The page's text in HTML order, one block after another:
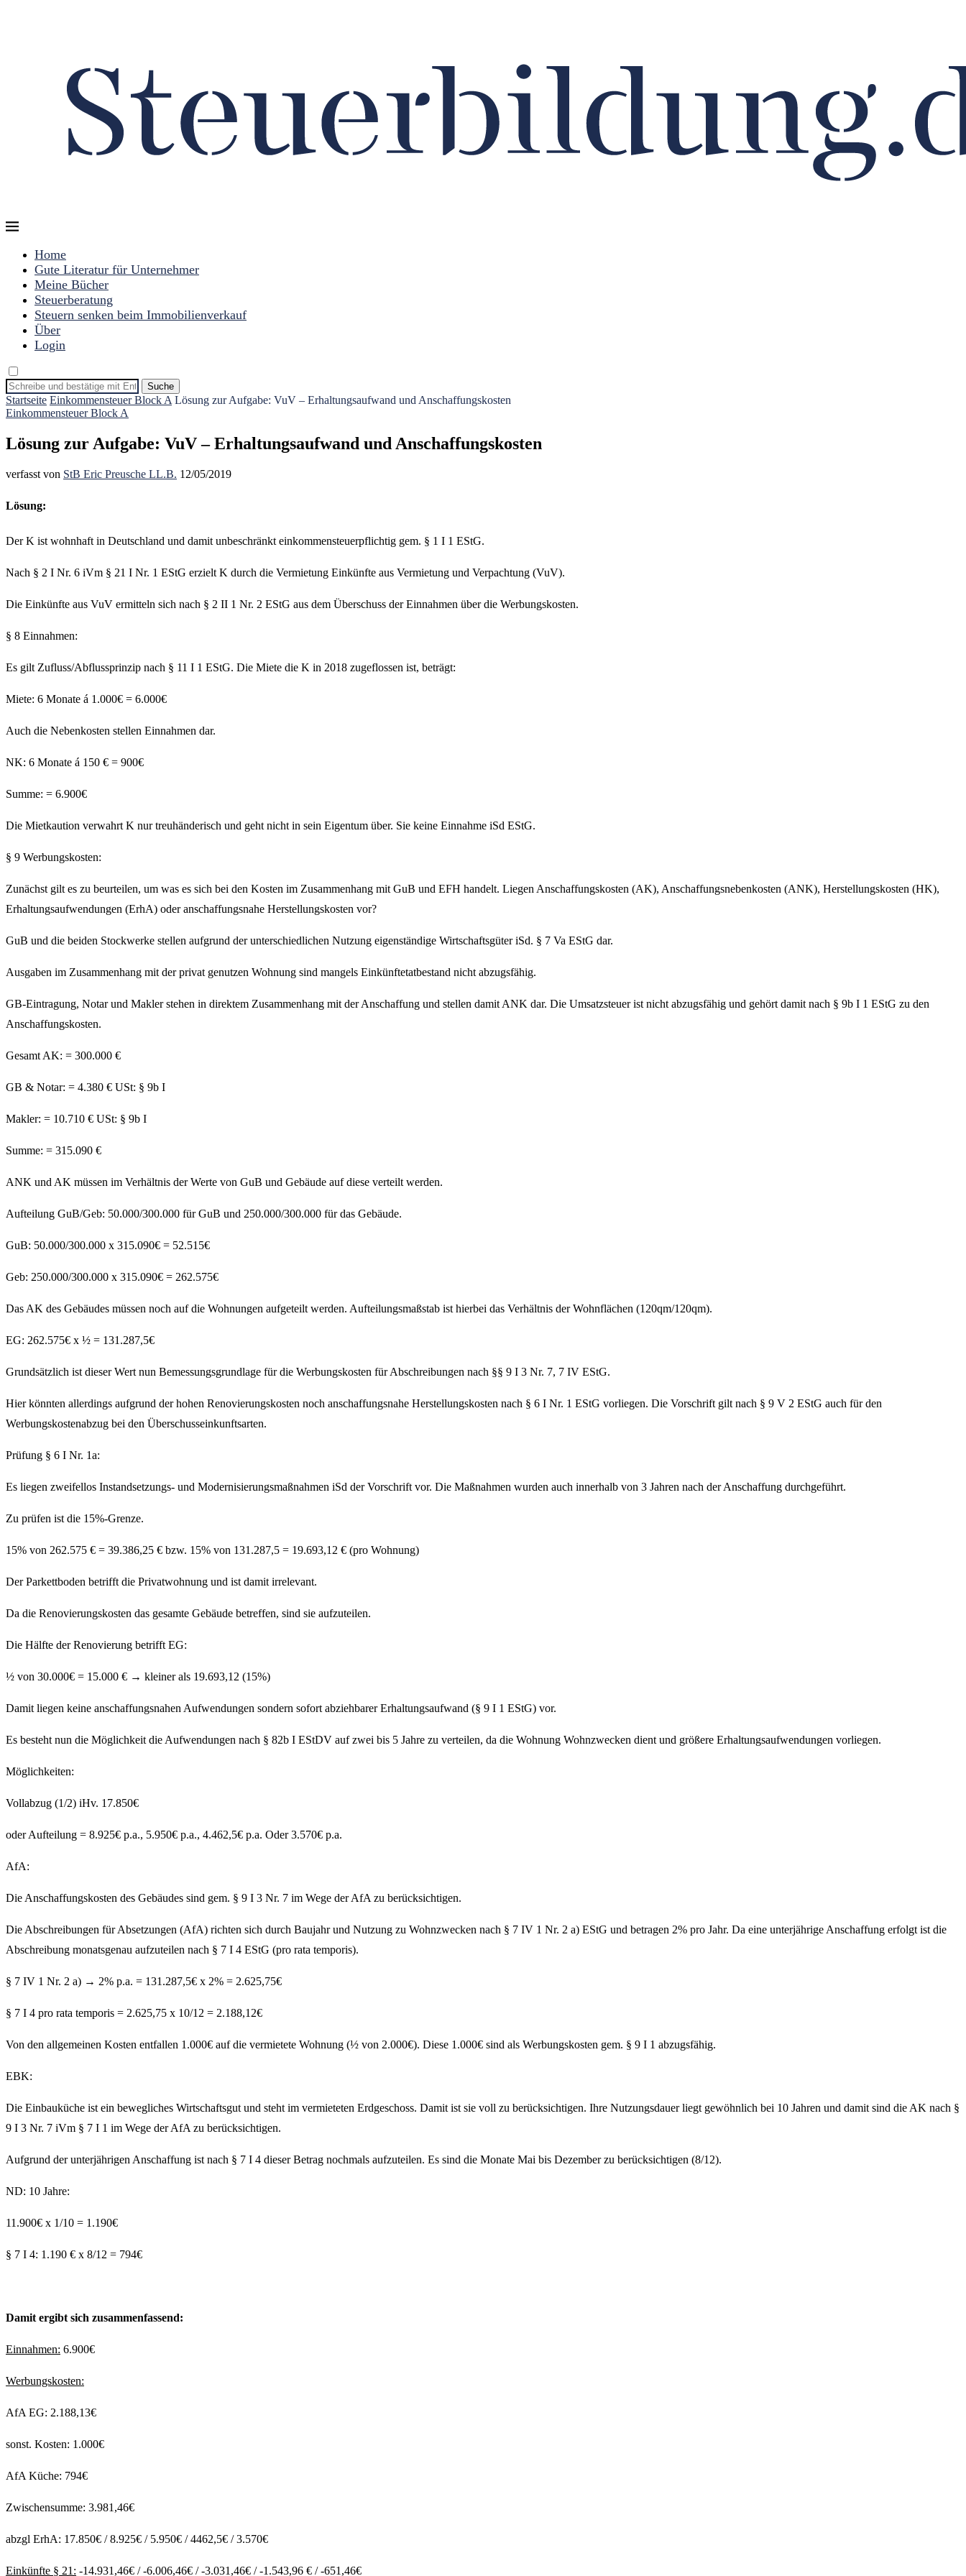
Home
Gute Literatur für Unternehmer
Meine Bücher
Steuerberatung
Steuern senken beim Immobilienverkauf
Über
Login
Suche
Startseite Einkommensteuer Block A Lösung zur Aufgabe: VuV – Erhaltungsaufwand und Anschaffungskosten
Einkommensteuer Block A
Lösung zur Aufgabe: VuV – Erhaltungsaufwand und Anschaffungskosten
verfasst von StB Eric Preusche LL.B. 12/05/2019
Lösung:
Der K ist wohnhaft in Deutschland und damit unbeschränkt einkommensteuerpflichtig gem. § 1 I 1 EStG.
Nach § 2 I Nr. 6 iVm § 21 I Nr. 1 EStG erzielt K durch die Vermietung Einkünfte aus Vermietung und Verpachtung (VuV).
Die Einkünfte aus VuV ermitteln sich nach § 2 II 1 Nr. 2 EStG aus dem Überschuss der Einnahmen über die Werbungskosten.
§ 8 Einnahmen:
Es gilt Zufluss/Abflussprinzip nach § 11 I 1 EStG. Die Miete die K in 2018 zugeflossen ist, beträgt:
Miete: 6 Monate á 1.000€ = 6.000€
Auch die Nebenkosten stellen Einnahmen dar.
NK: 6 Monate á 150 € = 900€
Summe: = 6.900€
Die Mietkaution verwahrt K nur treuhänderisch und geht nicht in sein Eigentum über. Sie keine Einnahme iSd EStG.
§ 9 Werbungskosten:
Zunächst gilt es zu beurteilen, um was es sich bei den Kosten im Zusammenhang mit GuB und EFH handelt. Liegen Anschaffungskosten (AK), Anschaffungsnebenkosten (ANK), Herstellungskosten (HK),
Erhaltungsaufwendungen (ErhA) oder anschaffungsnahe Herstellungskosten vor?
GuB und die beiden Stockwerke stellen aufgrund der unterschiedlichen Nutzung eigenständige Wirtschaftsgüter iSd. § 7 Va EStG dar.
Ausgaben im Zusammenhang mit der privat genutzen Wohnung sind mangels Einkünftetatbestand nicht abzugsfähig.
GB-Eintragung, Notar und Makler stehen in direktem Zusammenhang mit der Anschaffung und stellen damit ANK dar. Die Umsatzsteuer ist nicht abzugsfähig und gehört damit nach § 9b I 1 EStG zu den
Anschaffungskosten.
Gesamt AK: = 300.000 €
GB & Notar: = 4.380 € USt: § 9b I
Makler: = 10.710 € USt: § 9b I
Summe: = 315.090 €
ANK und AK müssen im Verhältnis der Werte von GuB und Gebäude auf diese verteilt werden.
Aufteilung GuB/Geb: 50.000/300.000 für GuB und 250.000/300.000 für das Gebäude.
GuB: 50.000/300.000 x 315.090€ = 52.515€
Geb: 250.000/300.000 x 315.090€ = 262.575€
Das AK des Gebäudes müssen noch auf die Wohnungen aufgeteilt werden. Aufteilungsmaßstab ist hierbei das Verhältnis der Wohnflächen (120qm/120qm).
EG: 262.575€ x ½ = 131.287,5€
Grundsätzlich ist dieser Wert nun Bemessungsgrundlage für die Werbungskosten für Abschreibungen nach §§ 9 I 3 Nr. 7, 7 IV EStG.
Hier könnten allerdings aufgrund der hohen Renovierungskosten noch anschaffungsnahe Herstellungskosten nach § 6 I Nr. 1 EStG vorliegen. Die Vorschrift gilt nach § 9 V 2 EStG auch für den
Werbungskostenabzug bei den Überschusseinkunftsarten.
Prüfung § 6 I Nr. 1a:
Es liegen zweifellos Instandsetzungs- und Modernisierungsmaßnahmen iSd der Vorschrift vor. Die Maßnahmen wurden auch innerhalb von 3 Jahren nach der Anschaffung durchgeführt.
Zu prüfen ist die 15%-Grenze.
15% von 262.575 € = 39.386,25 € bzw. 15% von 131.287,5 = 19.693,12 € (pro Wohnung)
Der Parkettboden betrifft die Privatwohnung und ist damit irrelevant.
Da die Renovierungskosten das gesamte Gebäude betreffen, sind sie aufzuteilen.
Die Hälfte der Renovierung betrifft EG:
½ von 30.000€ = 15.000 € → kleiner als 19.693,12 (15%)
Damit liegen keine anschaffungsnahen Aufwendungen sondern sofort abziehbarer Erhaltungsaufwand (§ 9 I 1 EStG) vor.
Es besteht nun die Möglichkeit die Aufwendungen nach § 82b I EStDV auf zwei bis 5 Jahre zu verteilen, da die Wohnung Wohnzwecken dient und größere Erhaltungsaufwendungen vorliegen.
Möglichkeiten:
Vollabzug (1/2) iHv. 17.850€
oder Aufteilung = 8.925€ p.a., 5.950€ p.a., 4.462,5€ p.a. Oder 3.570€ p.a.
AfA:
Die Anschaffungskosten des Gebäudes sind gem. § 9 I 3 Nr. 7 im Wege der AfA zu berücksichtigen.
Die Abschreibungen für Absetzungen (AfA) richten sich durch Baujahr und Nutzung zu Wohnzwecken nach § 7 IV 1 Nr. 2 a) EStG und betragen 2% pro Jahr. Da eine unterjährige Anschaffung erfolgt ist die
Abschreibung monatsgenau aufzuteilen nach § 7 I 4 EStG (pro rata temporis).
§ 7 IV 1 Nr. 2 a) → 2% p.a. = 131.287,5€ x 2% = 2.625,75€
§ 7 I 4 pro rata temporis = 2.625,75 x 10/12 = 2.188,12€
Von den allgemeinen Kosten entfallen 1.000€ auf die vermietete Wohnung (½ von 2.000€). Diese 1.000€ sind als Werbungskosten gem. § 9 I 1 abzugsfähig.
EBK:
Die Einbauküche ist ein bewegliches Wirtschaftsgut und steht im vermieteten Erdgeschoss. Damit ist sie voll zu berücksichtigen. Ihre Nutzungsdauer liegt gewöhnlich bei 10 Jahren und damit sind die AK nach §
9 I 3 Nr. 7 iVm § 7 I 1 im Wege der AfA zu berücksichtigen.
Aufgrund der unterjährigen Anschaffung ist nach § 7 I 4 dieser Betrag nochmals aufzuteilen. Es sind die Monate Mai bis Dezember zu berücksichtigen (8/12).
ND: 10 Jahre:
11.900€ x 1/10 = 1.190€
§ 7 I 4: 1.190 € x 8/12 = 794€
Damit ergibt sich zusammenfassend:
Einnahmen: 6.900€
Werbungskosten:
AfA EG: 2.188,13€
sonst. Kosten: 1.000€
AfA Küche: 794€
Zwischensumme: 3.981,46€
abzgl ErhA: 17.850€ / 8.925€ / 5.950€ / 4462,5€ / 3.570€
Einkünfte § 21: -14.931,46€ / -6.006,46€ / -3.031,46€ / -1.543,96 € / -651,46€